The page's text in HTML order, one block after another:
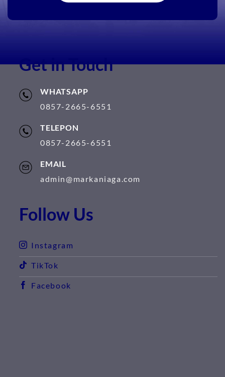
Get in Touch
WHATSAPP
0857-2665-6551
TELEPON
0857-2665-6551
EMAIL
admin@markaniaga.com
Follow Us
Instagram
TikTok
Facebook